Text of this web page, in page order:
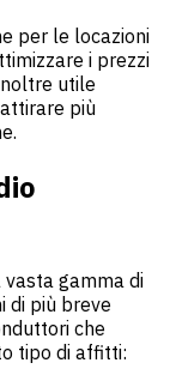
per le locazioni
i prezzi
utile
più
gamma di
di più breve
che
tipo di affitti: